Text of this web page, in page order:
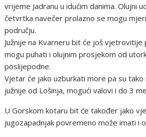
vrijeme Jadranu u idućim danima. Olujni
četvrtka navečer prolazno se mogu
području.
Južnije na Kvarneru bit će još vjetrovitije
mogu puhati i olujnim prosjekom od
poslijepodne.
Vjetar će jako uzburkati more pa su
južnije od Lošinja, mogući valovi i do 3
U Gorskom kotaru bit će također jako
jugozapadnjak povremeno može imati i